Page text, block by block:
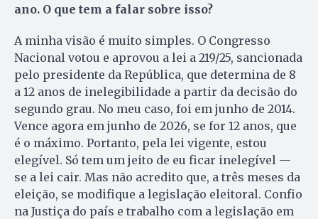
ano. O que tem a falar sobre isso?
A minha visão é muito simples. O Congresso
Nacional votou e aprovou a lei a 219/25, sancionada
pelo presidente da República, que determina de 8
a 12 anos de inelegibilidade a partir da decisão do
segundo grau. No meu caso, foi em junho de 2014.
Vence agora em junho de 2026, se for 12 anos, que
é o máximo. Portanto, pela lei vigente, estou
elegível. Só tem um jeito de eu ficar inelegível —
se a lei cair. Mas não acredito que, a três meses da
eleição, se modifique a legislação eleitoral. Confio
na Justiça do país e trabalho com a legislação em